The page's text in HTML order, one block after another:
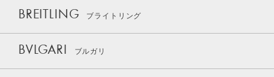
BREITLING ブライトリング
BVLGARI ブルガリ